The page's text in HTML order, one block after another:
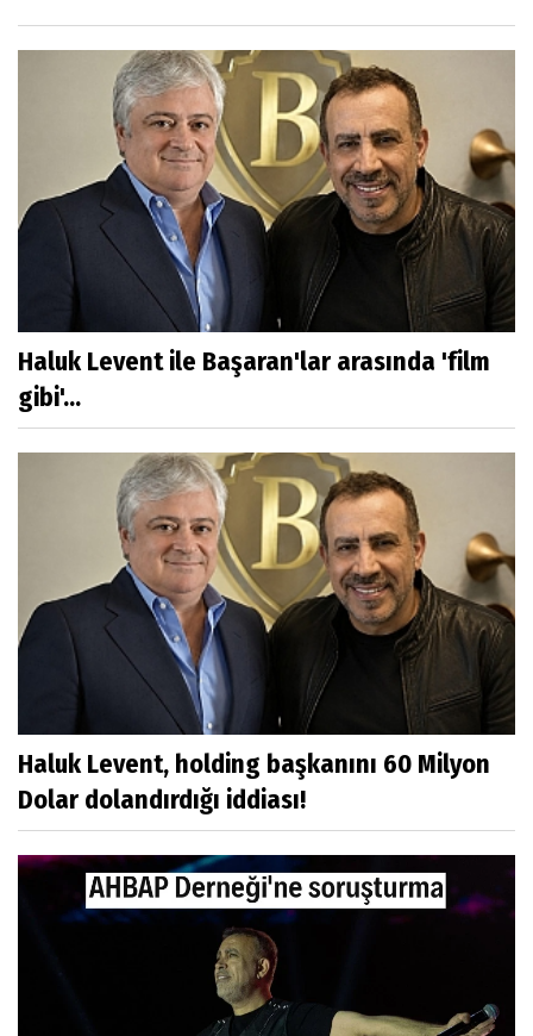
Haluk Levent ile Başaran'lar arasında 'film
gibi'...
Haluk Levent, holding başkanını 60 Milyon
Dolar dolandırdığı iddiası!